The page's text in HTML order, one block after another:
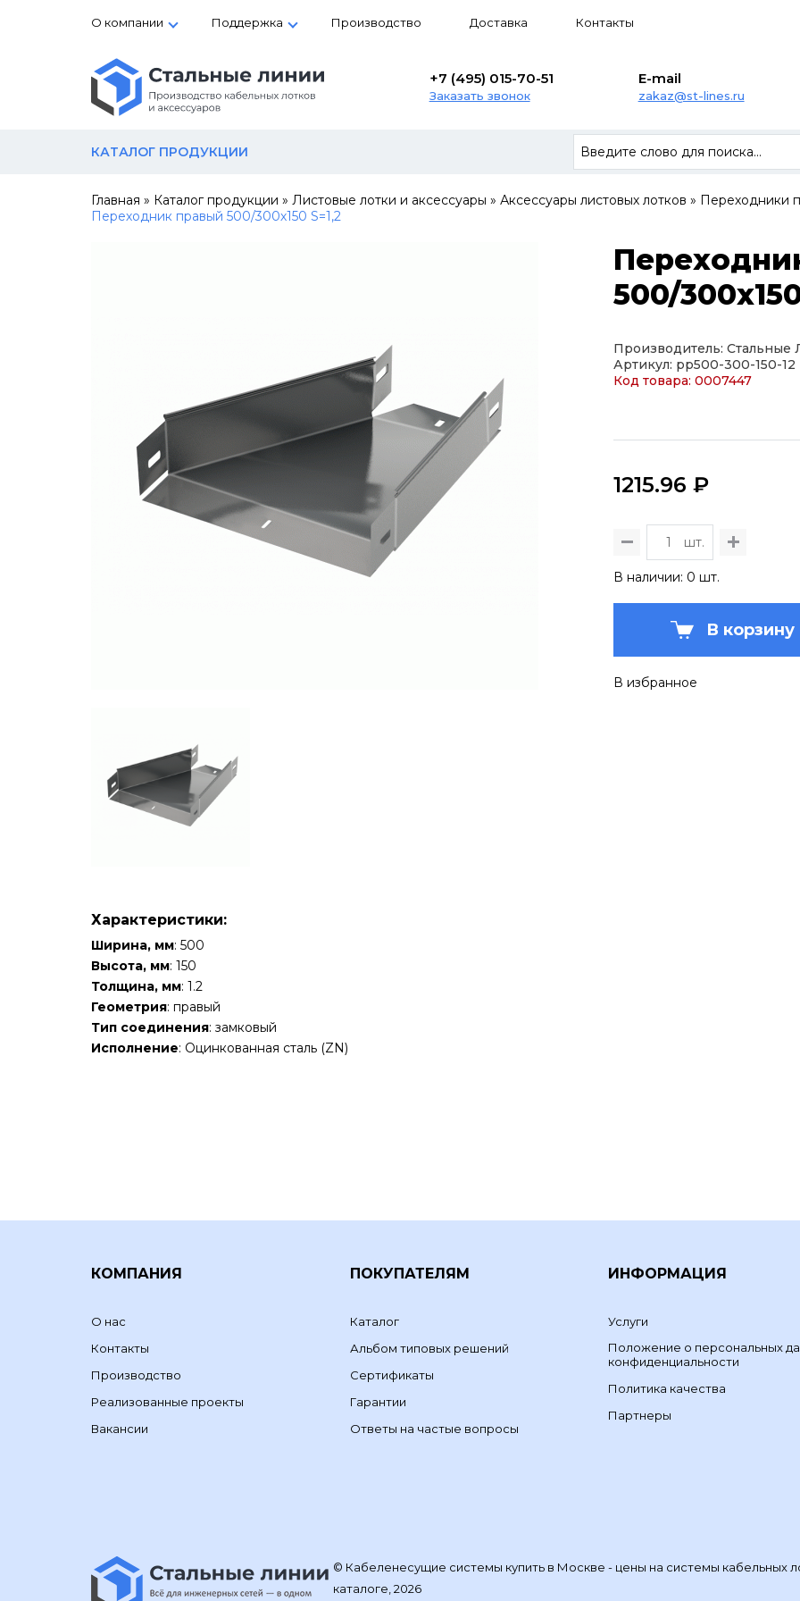
О компании Поддержка Производство Доставка Контакты
+7 (495) 015-70-51
Заказать звонок
E-mail
zakaz@st-lines.ru
КАТАЛОГ ПРОДУКЦИИ
Главная » Каталог продукции » Листовые лотки и аксессуары » Аксессуары листовых лотков » Переходники
Переходник правый 500/300х150 S=1,2
500/
Производитель: Стальные
Артикул: pp500-300-150-12
Код товара: 0007447
1215.96 ₽
шт.
В наличии: 0 шт.
В корзину
В избранное
Характеристики:
Ширина, мм: 500
Высота, мм: 150
Толщина, мм: 1.2
Геометрия: правый
Тип соединения: замковый
Исполнение: Оцинкованная сталь (ZN)
КОМПАНИЯ
О нас
Контакты
Производство
Реализованные проекты
Вакансии
ПОКУПАТЕЛЯМ
Каталог
Альбом типовых решений
Сертификаты
Гарантии
Ответы на частые вопросы
ИНФОРМАЦИЯ
Услуги
Положение о персональных
конфиденциальности
Политика качества
Партнеры
© Кабеленесущие системы купить в Москве - цены на системы кабельных
каталоге, 2026